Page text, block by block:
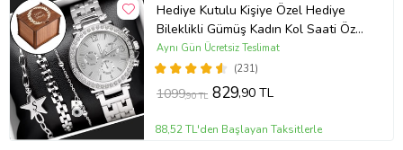
Hediye Kutulu Kişiye Özel Hediye
Bileklikli Gümüş Kadın Kol Saati Özel
Kutusunda (Gümüş)
(231)
Aynı Gün Ücretsiz Teslimat
1099,90 TL 829,90 TL
88,52 TL'den Başlayan Taksitlerle